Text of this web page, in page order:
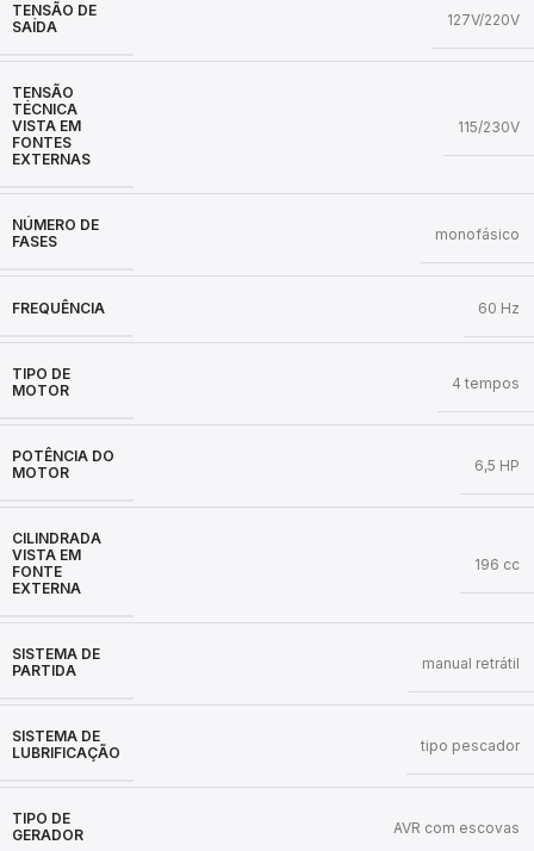
TENSÃO DE
SAÍDA
127V/220V
TENSÃO
TÉCNICA
VISTA EM
FONTES
EXTERNAS
115/230V
NÚMERO DE
FASES
monofásico
FREQUÊNCIA 60 Hz
TIPO DE
MOTOR
4 tempos
POTÊNCIA DO
MOTOR
6,5 HP
CILINDRADA
VISTA EM
FONTE
EXTERNA
196 cc
SISTEMA DE
PARTIDA
manual retrátil
SISTEMA DE
LUBRIFICAÇÃO
tipo pescador
TIPO DE
GERADOR
AVR com escovas